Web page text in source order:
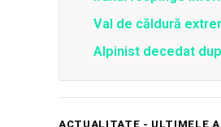
Val de căldură
Alpinist decedat
ACTUALITATE - ULTIMELE